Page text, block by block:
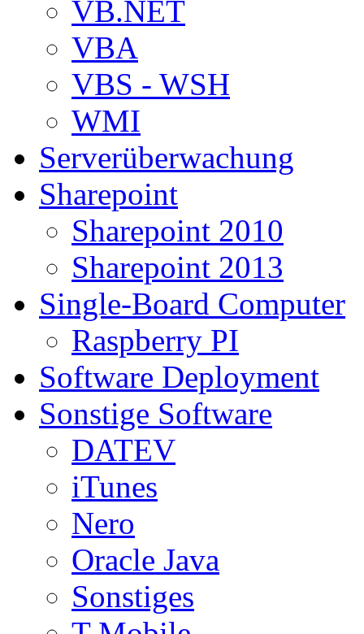
VB.NET
VBA
VBS - WSH
WMI
Serverüberwachung
Sharepoint
Sharepoint 2010
Sharepoint 2013
Single-Board Computer
Raspberry PI
Software Deployment
Sonstige Software
DATEV
iTunes
Nero
Oracle Java
Sonstiges